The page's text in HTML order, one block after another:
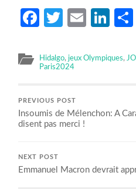
Facebook
Twitter
Email
Hidalgo, jeux Olympiques,
Paris2024
PREVIOUS POST
Insoumis de Mélenchon: A
disent pas merci !
NEXT POST
Emmanuel Macron devrait